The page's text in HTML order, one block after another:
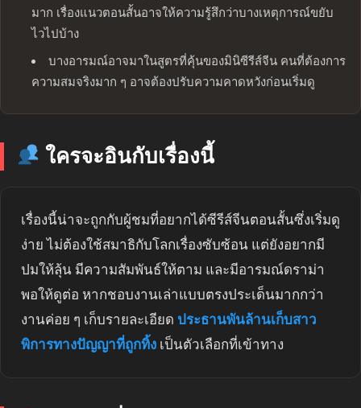
มาก เรื่องแนวตอนสั้นอาจให้ความรู้สึกว่าบางเหตุการณ์ขยับ
ไวไปบ้าง
บางอารมณ์อาจมาในสูตรที่คุ้นของมินิซีรีส์จีน คนที่ต้องการ
ความสมจริงมาก ๆ อาจต้องปรับความคาดหวังก่อนเริ่มดู
ใครจะอินกับเรื่องนี้
เรื่องนี้น่าจะถูกกับผู้ชมที่อยากได้ซีรีส์จีนตอนสั้นซึ่งเริ่มดู
ง่าย ไม่ต้องใช้สมาธิกับโลกเรื่องซับซ้อน แต่ยังอยากมี
ปมให้ลุ้น มีความสัมพันธ์ให้ตาม และมีอารมณ์ดราม่า
พอให้ดูต่อ หากชอบงานเล่าแบบตรงประเด็นมากกว่า
งานค่อย ๆ เก็บรายละเอียด ประธานพันล้านเก็บสาว
พิการทางปัญญาที่ถูกทิ้ง เป็นตัวเลือกที่เข้าทาง